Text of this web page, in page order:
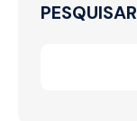
PESQUISAR